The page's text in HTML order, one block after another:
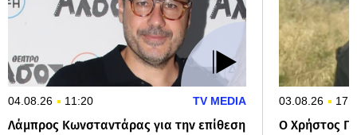
04.08.26 11:20 TV MEDIA
Λάμπρος Κωνσταντάρας για την επίθεση
03.08.26
Ο Χρήστος